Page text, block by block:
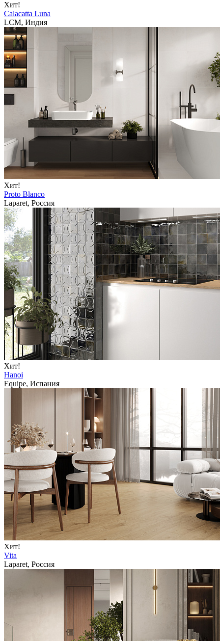
Хит!
Calacatta Luna
LCM, Индия
Хит!
Proto Blanco
Laparet, Россия
Хит!
Hanoi
Equipe, Испания
Хит!
Vita
Laparet, Россия